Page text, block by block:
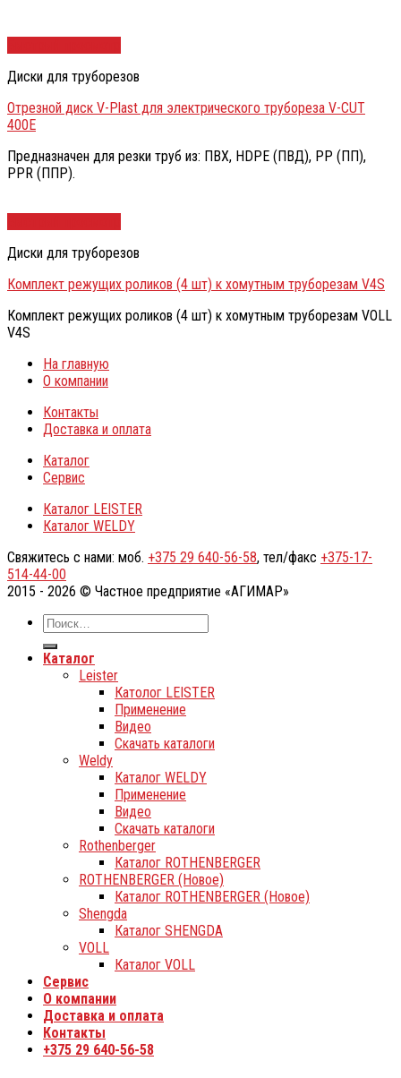
Диски для труборезов
Отрезной диск V-Plast для электрического трубореза V-CUT
400E
Предназначен для резки труб из: ПВХ, HDPE (ПВД), PP (ПП),
PPR (ППР).
Диски для труборезов
Комплект режущих роликов (4 шт) к хомутным труборезам V4S
Комплект режущих роликов (4 шт) к хомутным труборезам VOLL
V4S
На главную
О компании
Контакты
Доставка и оплата
Каталог
Сервис
Каталог LEISTER
Каталог WELDY
Свяжитесь с нами: моб. +375 29 640-56-58, тел/факс +375-17-
514-44-00
2015 - 2026 © Частное предприятие «АГИМАР»
Каталог
Leister
Католог LEISTER
Применение
Видео
Скачать каталоги
Weldy
Каталог WELDY
Применение
Видео
Скачать каталоги
Rothenberger
Каталог ROTHENBERGER
ROTHENBERGER (Новое)
Каталог ROTHENBERGER (Новое)
Shengda
Каталог SHENGDA
VOLL
Каталог VOLL
Сервис
О компании
Доставка и оплата
Контакты
+375 29 640-56-58